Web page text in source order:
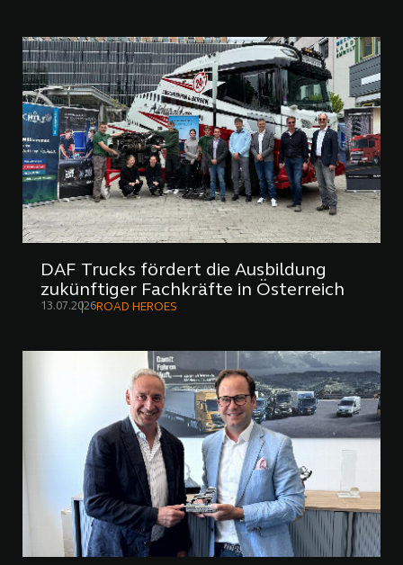
DAF Trucks fördert die Ausbildung
zukünftiger Fachkräfte in Österreich
13.07.2026ROAD HEROES